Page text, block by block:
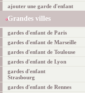
ajouter une garde d'enfant
Grandes villes
gardes d'enfant de Paris
gardes d'enfant de Marseille
gardes d'enfant de Toulouse
gardes d'enfant de Lyon
gardes d'enfant
Strasbourg
gardes d'enfant de Rennes